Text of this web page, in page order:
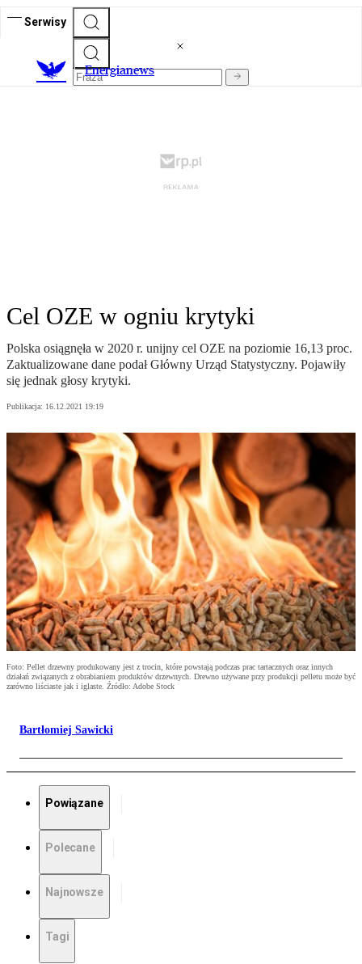
Serwisy
Energianews
Cel OZE w ogniu krytyki
Polska osiągnęła w 2020 r. unijny cel OZE na poziomie 16,13 proc.
Zaktualizowane dane podał Główny Urząd Statystyczny. Pojawiły
się jednak głosy krytyki.
Publikacja: 16.12.2021 19:19
Foto: Pellet drzewny produkowany jest z trocin, które powstają podczas prac tartacznych oraz innych
działań związanych z obrabianiem produktów drzewnych. Drewno używane przy produkcji pelletu może być
zarówno liściaste jak i iglaste. Źródło: Adobe Stock
Bartłomiej Sawicki
Powiązane
Polecane
Najnowsze
Tagi